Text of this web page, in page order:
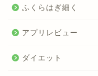
ふくらはぎ細く
アプリレビュー
ダイエット